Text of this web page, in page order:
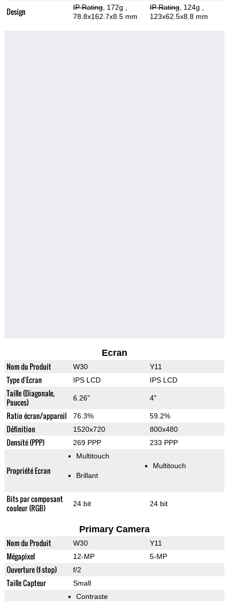
Design IP Rating, 172g
78.8x162.7x8.5 mm
IP Rating, 124g
123x62.5x8.8 mm
Ecran
Nom du Produit W30 Y11
Type d'Ecran IPS LCD IPS LCD
Taille (Diagonale,
Pouces)
6.26" 4"
Ratio écran/appareil 76.3% 59.2%
Définition 1520x720 800x480
Densité (PPP) 269 PPP 233 PPP
Propriété Ecran
Multitouch
Brillant
Multitouch
Bits par composant
couleur (RGB)
24 bit 24 bit
Primary Camera
Nom du Produit W30 Y11
Mégapixel 12-MP 5-MP
Ouverture (f-stop) f/2
Taille Capteur Small
Contraste